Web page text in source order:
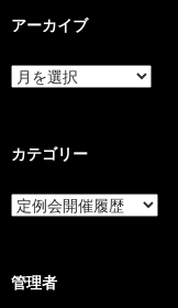
アーカイブ
ア
ー
ブ
カテゴリー
カ
テ
ー
管理者